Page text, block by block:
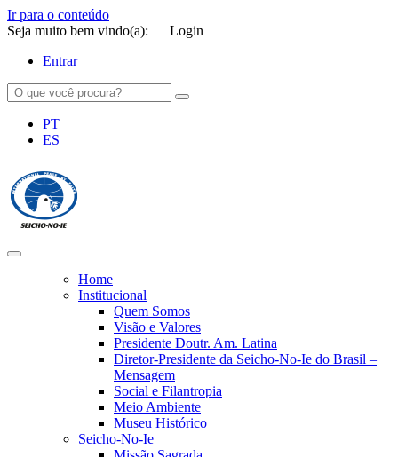
Ir para o conteúdo
Seja muito bem vindo(a):
Login
Entrar
PT
ES
Home
Institucional
Quem Somos
Visão e Valores
Presidente Doutr. Am. Latina
Diretor-Presidente da Seicho-No-Ie do Brasil –
Mensagem
Social e Filantropia
Meio Ambiente
Museu Histórico
Seicho-No-Ie